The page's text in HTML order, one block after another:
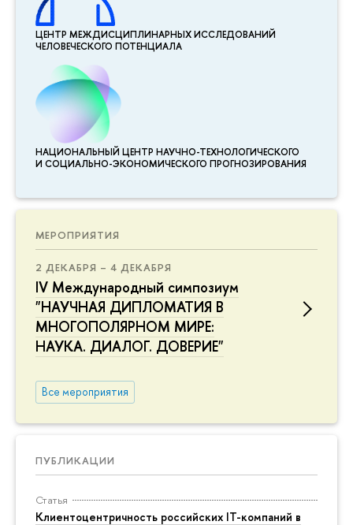
ЦЕНТР МЕЖДИСЦИПЛИНАР­НЫХ ИССЛЕДОВАНИЙ
ЧЕЛОВЕЧЕСКОГО ПОТЕНЦИАЛА
НАЦИОНАЛЬНЫЙ ЦЕНТР НАУЧНО-ТЕХНОЛОГИЧЕСКОГО
И СОЦИАЛЬНО-ЭКОНОМИЧЕСКОГО ПРОГНОЗИРОВАНИЯ
МЕРОПРИЯТИЯ
2 ДЕКАБРЯ – 4 ДЕКАБРЯ
IV Международный симпозиум
"НАУЧНАЯ ДИПЛОМАТИЯ В
МНОГОПОЛЯРНОМ МИРЕ:
НАУКА. ДИАЛОГ. ДОВЕРИЕ"
Все мероприятия
ПУБЛИКАЦИИ
Статья
Клиентоцентричность российских IT-компаний в